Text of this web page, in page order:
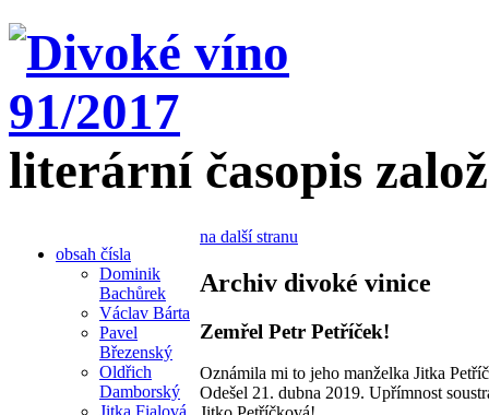
literární časopis
obsah čísla
Dominik
Bachůrek
Václav Bárta
Pavel
Březenský
Oldřich
Damborský
Jitka Fialová
na další stranu
Archiv divoké vinice
Zemřel Petr Petříček!
Oznámila mi to jeho manželka Jitka
Odešel 21. dubna 2019. Upřímnost